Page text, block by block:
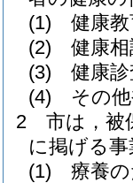
(1)
健康
(2)
健康
(3)
健康
(4)
その
2
市は，被
に掲げる
(1)
療養